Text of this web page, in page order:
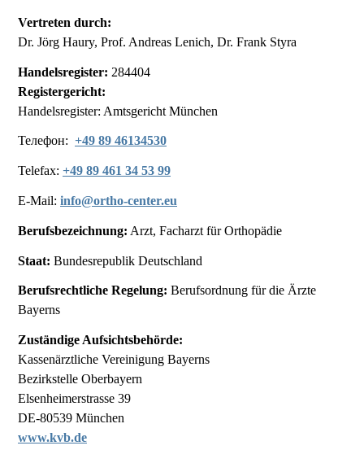
Vertreten durch:
Dr. Jörg Haury, Prof. Andreas Lenich, Dr. Frank Styra
Handelsregister: 284404
Registergericht:
Handelsregister: Amtsgericht München
Телефон: +49 89 46134530
Telefax: +49 89 461 34 53 99
E-Mail: info@ortho-center.eu
Berufsbezeichnung: Arzt, Facharzt für Orthopädie
Staat: Bundesrepublik Deutschland
Berufsrechtliche Regelung: Berufsordnung für die Ärzte
Bayerns
Zuständige Aufsichtsbehörde:
Kassenärztliche Vereinigung Bayerns
Bezirkstelle Oberbayern
Elsenheimerstrasse 39
DE-80539 München
www.kvb.de